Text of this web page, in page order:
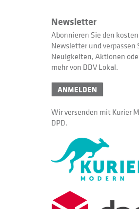
Newsletter
Abonnieren Sie den
Newsletter und verpassen
Neuigkeiten, Aktionen
mehr von DDV Lokal.
ANMELDEN
Wir versenden mit Kurier
DPD.